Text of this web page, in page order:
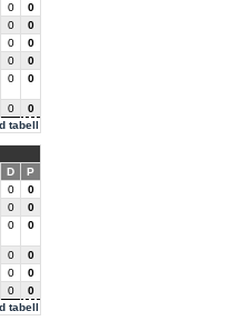
tabell
0
0
0
0
0
0
0
0
0 0
0 0
D P
tabell
0
0
0
0
0 0
0
0
0
0
0 0